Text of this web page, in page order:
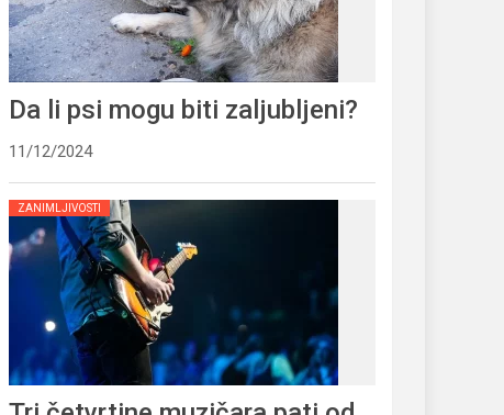
Da li psi mogu biti zaljubljeni?
11/12/2024
ZANIMLJIVOSTI